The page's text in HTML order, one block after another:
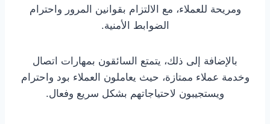
ومريحة للعملاء، مع الالتزام بقوانين المرور واحترام
الضوابط الأمنية.
بالإضافة إلى ذلك، يتمتع السائقون بمهارات اتصال
وخدمة عملاء ممتازة، حيث يعاملون العملاء بود واحترام
ويستجيبون لاحتياجاتهم بشكل سريع وفعال.